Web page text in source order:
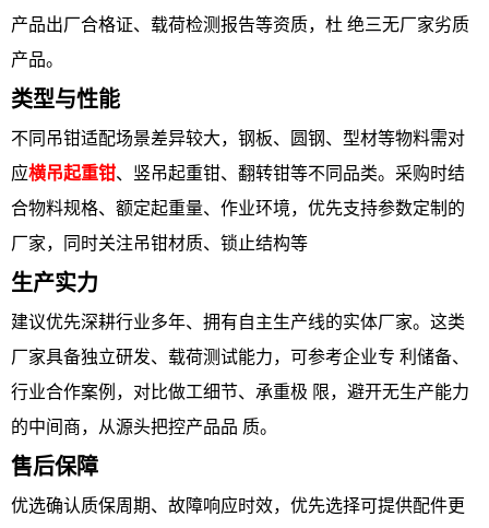
产品出厂合格证、载荷检测报告等资质，杜 绝三无厂家劣质
产品。
类型与性能
不同吊钳适配场景差异较大，钢板、圆钢、型材等物料需对
应横吊起重钳、竖吊起重钳、翻转钳等不同品类。采购时结
合物料规格、额定起重量、作业环境，优先支持参数定制的
厂家，同时关注吊钳材质、锁止结构等
生产实力
建议优先深耕行业多年、拥有自主生产线的实体厂家。这类
厂家具备独立研发、载荷测试能力，可参考企业专 利储备、
行业合作案例，对比做工细节、承重极 限，避开无生产能力
的中间商，从源头把控产品品 质。
售后保障
优选确认质保周期、故障响应时效，优先选择可提供配件更